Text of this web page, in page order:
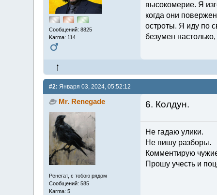
Сообщений: 8825
Karma: 114
высокомерие. Я
когда они
остроты. Я иду по
безумен
#2: Января 03, 2024, 05:52:12
Mr. Renegade
Ренегат, с тобою рядом
Сообщений: 585
Karma: 5
6. Колдун.
Не гадаю улики.
Не пишу разборы.
Комментирую
Прошу учесть и